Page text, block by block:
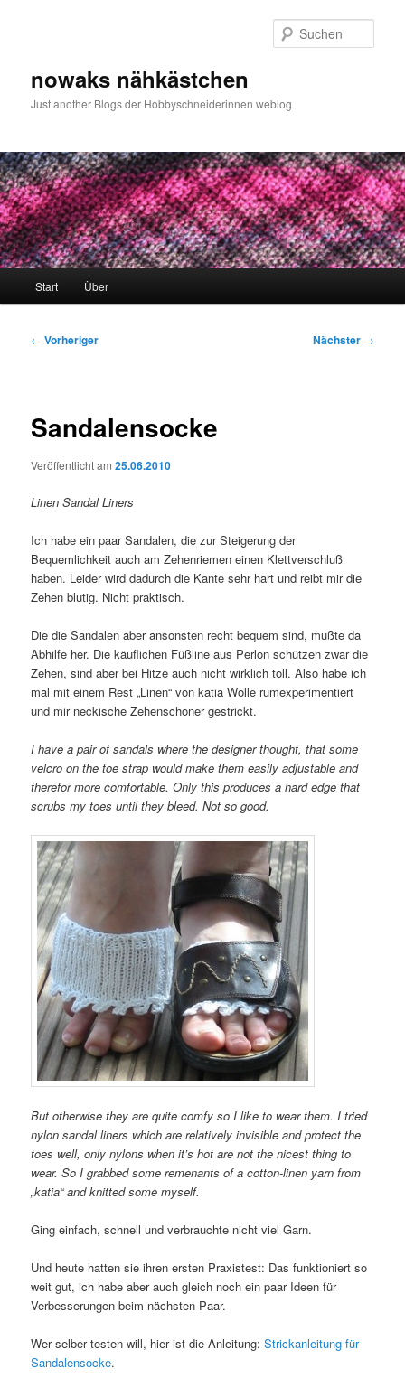
nowaks nähkästchen
Just another Blogs der Hobbyschneiderinnen weblog
Start Über
Beitragsnavigation
← Vorheriger Nächster →
Sandalensocke
Veröffentlicht am25.06.2010
Linen Sandal Liners
Ich habe ein paar Sandalen, die zur Steigerung der
Bequemlichkeit auch am Zehenriemen einen Klettverschluß
haben. Leider wird dadurch die Kante sehr hart und reibt mir die
Zehen blutig. Nicht praktisch.
Die die Sandalen aber ansonsten recht bequem sind, mußte da
Abhilfe her. Die käuflichen Füßline aus Perlon schützen zwar die
Zehen, sind aber bei Hitze auch nicht wirklich toll. Also habe ich
mal mit einem Rest „Linen“ von katia Wolle rumexperimentiert
und mir neckische Zehenschoner gestrickt.
I have a pair of sandals where the designer thought, that some
velcro on the toe strap would make them easily adjustable and
therefor more comfortable. Only this produces a hard edge that
scrubs my toes until they bleed. Not so good.
But otherwise they are quite comfy so I like to wear them. I tried
nylon sandal liners which are relatively invisible and protect the
toes well, only nylons when it’s hot are not the nicest thing to
wear. So I grabbed some remenants of a cotton-linen yarn from
„katia“ and knitted some myself.
Ging einfach, schnell und verbrauchte nicht viel Garn.
Und heute hatten sie ihren ersten Praxistest: Das funktioniert so
weit gut, ich habe aber auch gleich noch ein paar Ideen für
Verbesserungen beim nächsten Paar.
Wer selber testen will, hier ist die Anleitung:Strickanleitung für
Sandalensocke.